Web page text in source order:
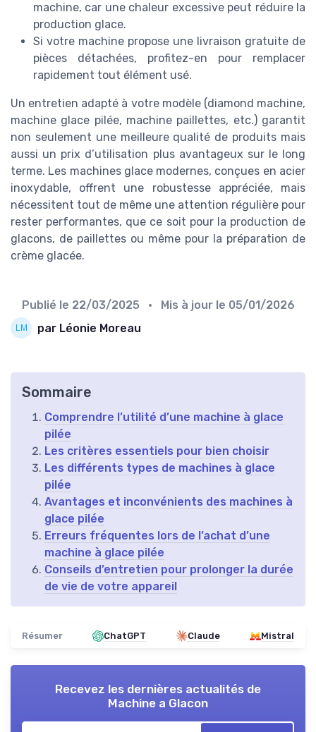
machine, car une chaleur excessive peut réduire la
production glace.
Si votre machine propose une livraison gratuite de
pièces détachées, profitez-en pour remplacer
rapidement tout élément usé.
Un entretien adapté à votre modèle (diamond machine,
machine glace pilée, machine paillettes, etc.) garantit
non seulement une meilleure qualité de produits mais
aussi un prix d’utilisation plus avantageux sur le long
terme. Les machines glace modernes, conçues en acier
inoxydable, offrent une robustesse appréciée, mais
nécessitent tout de même une attention régulière pour
rester performantes, que ce soit pour la production de
glacons, de paillettes ou même pour la préparation de
crème glacée.
Publié le 22/03/2025 • Mis à jour le 05/01/2026
par Léonie Moreau
Sommaire
Comprendre l’utilité d’une machine à glace
pilée
Les critères essentiels pour bien choisir
Les différents types de machines à glace
pilée
Avantages et inconvénients des machines à
glace pilée
Erreurs fréquentes lors de l’achat d’une
machine à glace pilée
Conseils d’entretien pour prolonger la durée
de vie de votre appareil
Résumer ChatGPT Claude Mistral
Recevez les dernières actualités de
Machine a Glacon